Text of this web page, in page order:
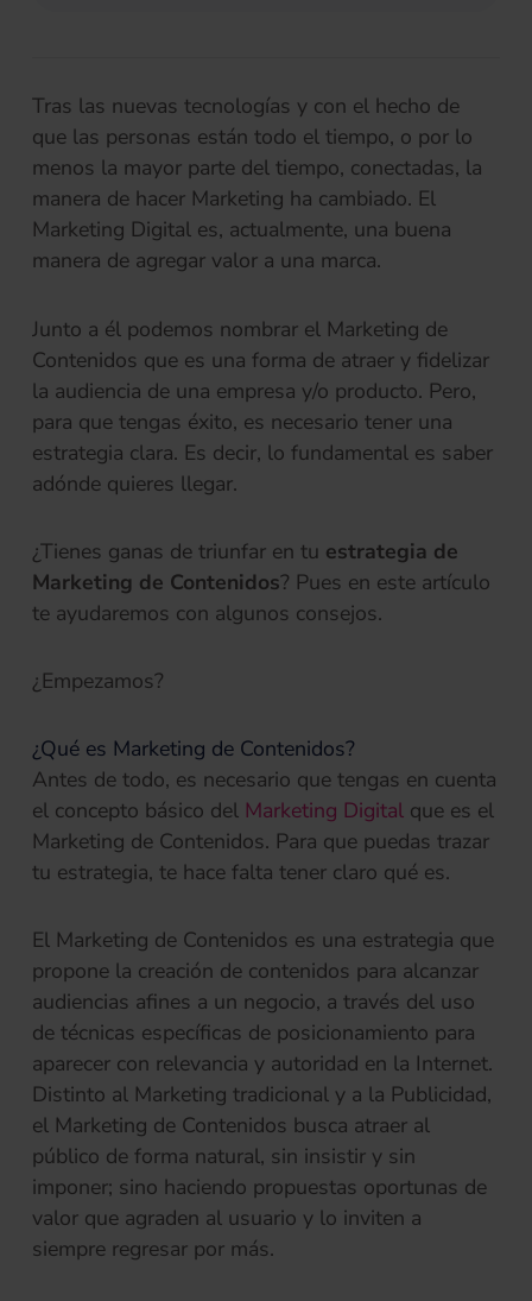
Tras las nuevas tecnologías y con el hecho de
que las personas están todo el tiempo, o por lo
menos la mayor parte del tiempo, conectadas, la
manera de hacer Marketing ha cambiado. El
Marketing Digital es, actualmente, una buena
manera de agregar valor a una marca.
Junto a él podemos nombrar el Marketing de
Contenidos que es una forma de atraer y fidelizar
la audiencia de una empresa y/o producto. Pero,
para que tengas éxito, es necesario tener una
estrategia clara. Es decir, lo fundamental es saber
adónde quieres llegar.
¿Tienes ganas de triunfar en tu estrategia de
Marketing de Contenidos? Pues en este artículo
te ayudaremos con algunos consejos.
¿Empezamos?
¿Qué es Marketing de Contenidos?
Antes de todo, es necesario que tengas en cuenta
el concepto básico del Marketing Digital que es el
Marketing de Contenidos. Para que puedas trazar
tu estrategia, te hace falta tener claro qué es.
El Marketing de Contenidos es una estrategia que
propone la creación de contenidos para alcanzar
audiencias afines a un negocio, a través del uso
de técnicas específicas de posicionamiento para
aparecer con relevancia y autoridad en la Internet.
Distinto al Marketing tradicional y a la Publicidad,
el Marketing de Contenidos busca atraer al
público de forma natural, sin insistir y sin
imponer; sino haciendo propuestas oportunas de
valor que agraden al usuario y lo inviten a
siempre regresar por más.